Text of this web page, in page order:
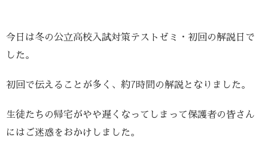
今日は冬の公立高校入試対策テストゼミ・初回の解説日で
した。
初回で伝えることが多く、約7時間の解説となりました。
生徒たちの帰宅がやや遅くなってしまって保護者の皆さん
にはご迷惑をおかけしました。